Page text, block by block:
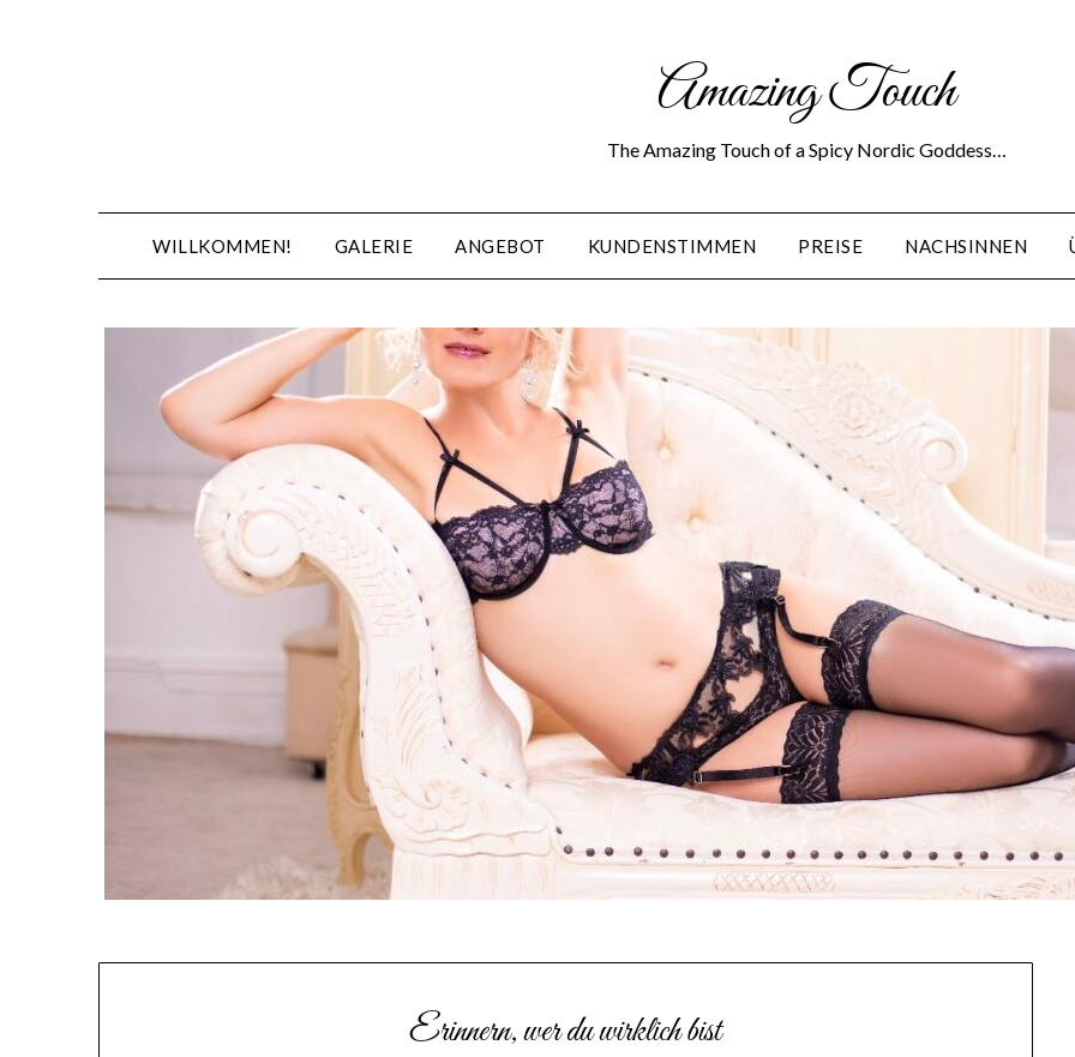
Amazing Touch
The Amazing Touch of a Spicy Nordic Goddess…
WILLKOMMEN! GALERIE ANGEBOT KUNDENSTIMMEN PREISE NACHSINNEN
Erinnern, wer du wirklich bist